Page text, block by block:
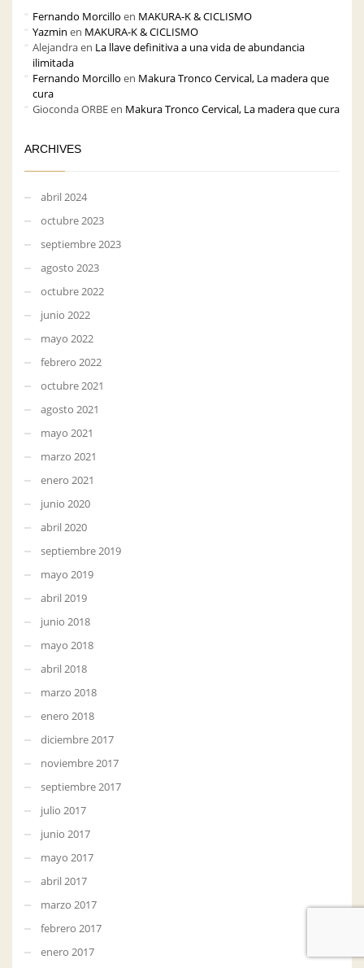
Fernando Morcillo en MAKURA-K & CICLISMO
Yazmin en MAKURA-K & CICLISMO
Alejandraen La llave definitiva a una vida de abundancia
ilimitada
Fernando Morcillo en Makura Tronco Cervical, La madera que
cura
Gioconda ORBEen Makura Tronco Cervical, La madera que cura
ARCHIVES
abril 2024
octubre 2023
septiembre 2023
agosto 2023
octubre 2022
junio 2022
mayo 2022
febrero 2022
octubre 2021
agosto 2021
mayo 2021
marzo 2021
enero 2021
junio 2020
abril 2020
septiembre 2019
mayo 2019
abril 2019
junio 2018
mayo 2018
abril 2018
marzo 2018
enero 2018
diciembre 2017
noviembre 2017
septiembre 2017
julio 2017
junio 2017
mayo 2017
abril 2017
marzo 2017
febrero 2017
enero 2017